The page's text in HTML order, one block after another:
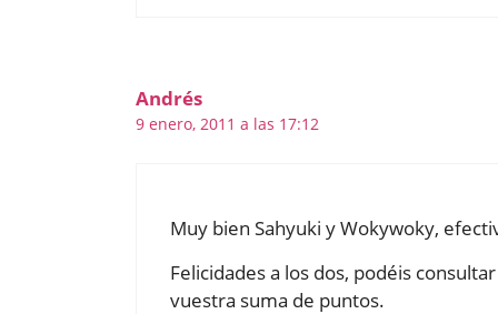
Andrés
9 enero, 2011 a las 17:12
Muy bien Sahyuki y Wokywoky,
Felicidades a los dos, podéis
vuestra suma de puntos.